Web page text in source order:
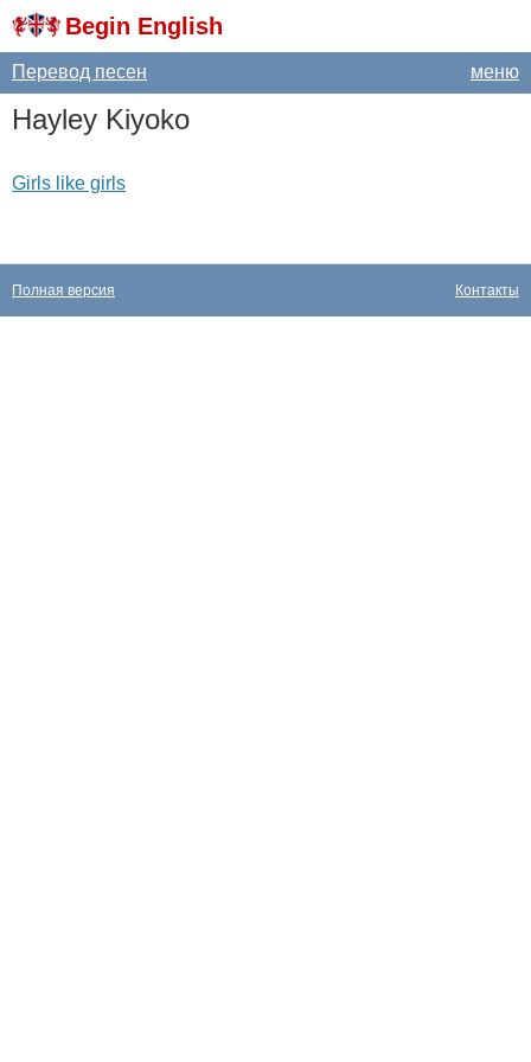
Begin English
меню
Перевод песен
Hayley Kiyoko
Girls like girls
Контакты
Полная версия